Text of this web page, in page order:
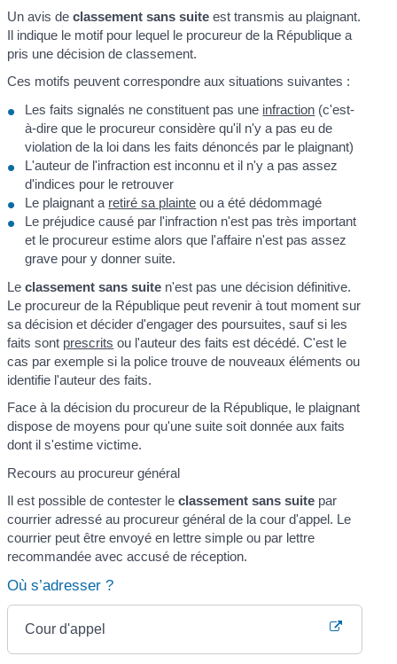
Un avis declassement sans suite est transmis au plaignant.
Il indique le motif pour lequel le procureur de la République a
pris une décision de classement.
Ces motifs peuvent correspondre aux situations suivantes :
Les faits signalés ne constituent pas une infraction (c'est-
à-dire que le procureur considère qu'il n'y a pas eu de
violation de la loi dans les faits dénoncés par le plaignant)
L'auteur de l'infraction est inconnu et il n'y a pas assez
d'indices pour le retrouver
Le plaignant a retiré sa plainte ou a été dédommagé
Le préjudice causé par l'infraction n'est pas très important
et le procureur estime alors que l'affaire n'est pas assez
grave pour y donner suite.
Leclassement sans suite n'est pas une décision définitive.
Le procureur de la République peut revenir à tout moment sur
sa décision et décider d'engager des poursuites, sauf si les
faits sont prescrits ou l'auteur des faits est décédé. C'est le
cas par exemple si la police trouve de nouveaux éléments ou
identifie l'auteur des faits.
Face à la décision du procureur de la République, le plaignant
dispose de moyens pour qu'une suite soit donnée aux faits
dont il s'estime victime.
Recours au procureur général
Il est possible de contester leclassement sans suite par
courrier adressé au procureur général de la cour d'appel. Le
courrier peut être envoyé en lettre simple ou par lettre
recommandée avec accusé de réception.
Où s’adresser ?
Cour d'appel